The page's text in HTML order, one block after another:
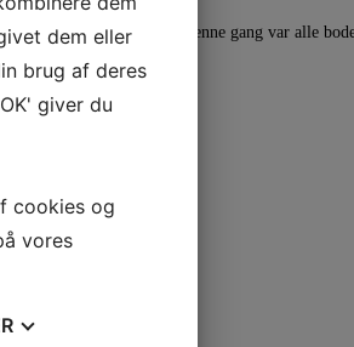
i 2026 med en bod. Denne gang var alle
dem eller
brug af deres
giver du
cookies og
vores